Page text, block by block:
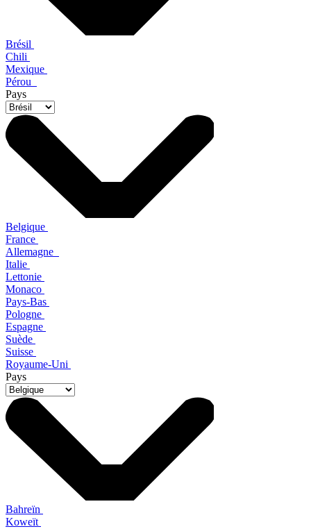
Brésil
Chili
Mexique
Pérou
Pays
Belgique
France
Allemagne
Italie
Lettonie
Monaco
Pays-Bas
Pologne
Espagne
Suède
Suisse
Royaume-Uni
Pays
Bahreïn
Koweït